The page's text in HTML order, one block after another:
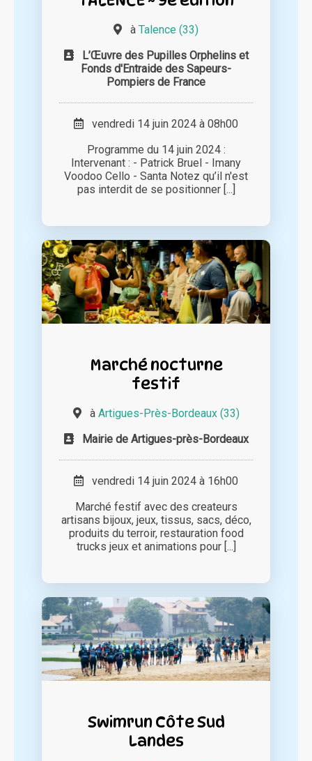
à Talence (33)
L’Œuvre des Pupilles Orphelins et
Fonds d'Entraide des Sapeurs-
Pompiers de France
vendredi 14 juin 2024 à 08h00
Programme du 14 juin 2024 :
Intervenant : - Patrick Bruel - Imany
Voodoo Cello - Santa Notez qu’il n'est
pas interdit de se positionner [...]
Marché nocturne
festif
à Artigues-Près-Bordeaux (33)
Mairie de Artigues-près-Bordeaux
vendredi 14 juin 2024 à 16h00
Marché festif avec des createurs
artisans bijoux, jeux, tissus, sacs, déco,
produits du terroir, restauration food
trucks jeux et animations pour [...]
Swimrun Côte Sud
Landes